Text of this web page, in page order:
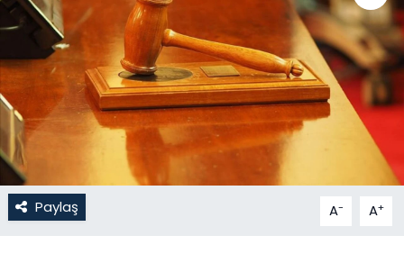
Paylaş A- A+
Kültür Sanat
Magazin
Moda
Nöbetçi Eczaneler
Otomobil Dünyası